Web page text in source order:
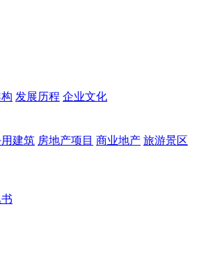
发展历程 企业文化
建筑 房地产项目 商业地产 旅游景区